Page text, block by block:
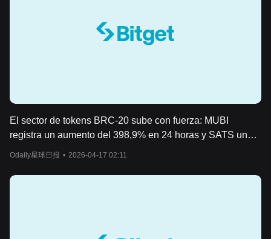
El sector de tokens BRC-20 sube con fuerza: MUBI
registra un aumento del 398,9% en 24 horas y SATS un
60,8% en 24 horas.
Odaily星球日报 • 2026-04-17 02:11